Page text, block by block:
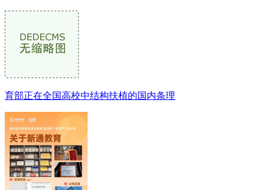
育部正在全国高校中结构扶植的国内条理